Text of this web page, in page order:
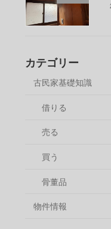
カテゴリー
古民家基礎知識
借りる
売る
買う
骨董品
物件情報